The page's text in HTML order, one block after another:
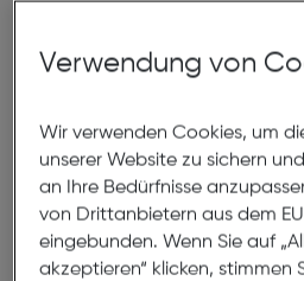
Polaroid i-Type
€ 84,99
In den Warenkorb
Verwendung von
Wir verwenden Cookies, um
unserer Website zu sichern
an Ihre Bedürfnisse
von Drittanbietern aus dem
eingebunden. Wenn Sie auf
akzeptieren“ klicken, stimmen